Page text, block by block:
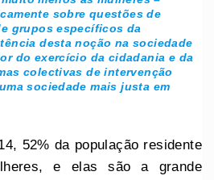
sobre questões de
grupos específicos da
desta noção na sociedade
do exercício da cidadania e da
colectivas de intervenção
sociedade mais justa em
52% da população residente
e elas são a grande